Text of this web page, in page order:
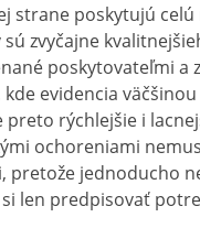
strane poskytujú
zvyčajne
poskytovateľmi a
kde evidencia
preto rýchlejšie i
ochoreniami
pretože jednoducho
len predpisovať